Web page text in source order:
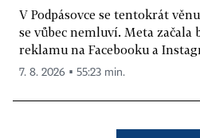
V Podpásovce se tentokrát
se vůbec nemluví. Meta
reklamu na Facebooku a
7. 8. 2026 ▪ 55:23 min.